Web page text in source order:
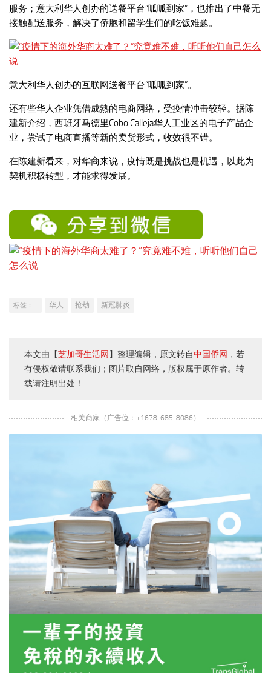
服务；意大利华人创办的送餐平台“呱呱到家”，也推出了中餐无
接触配送服务，解决了侨胞和留学生们的吃饭难题。
意大利华人创办的互联网送餐平台“呱呱到家”。
还有些华人企业凭借成熟的电商网络，受疫情冲击较轻。据陈
建新介绍，西班牙马德里Cobo Calleja华人工业区的电子产品企
业，尝试了电商直播等新的卖货形式，收效很不错。
在陈建新看来，对华商来说，疫情既是挑战也是机遇，以此为
契机积极转型，才能求得发展。
标签： 华人 抢劫 新冠肺炎
本文由【芝加哥生活网 】整理编辑，原文转自中国侨网 ，若
有侵权敬请联系我们；图片取自网络，版权属于原作者。转
载请注明出处！
相关商家（广告位：+1678-685-8086）